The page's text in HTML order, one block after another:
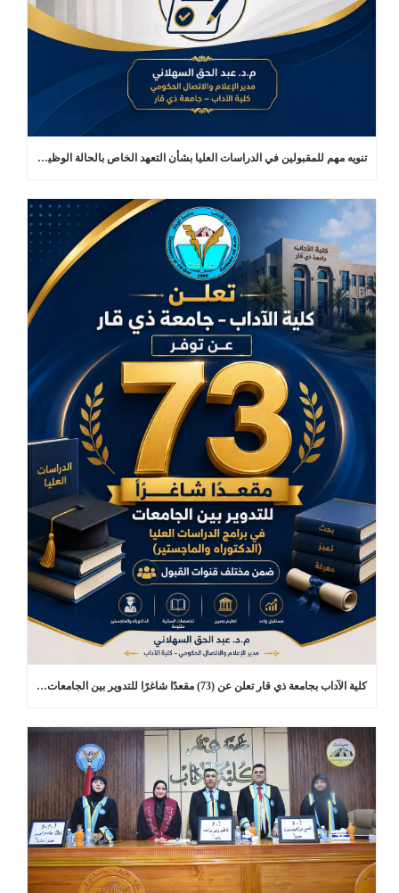
تنويه مهم للمقبولين في الدراسات العليا بشأن التعهد الخاص بالحالة الوظيفية
كلية الآداب بجامعة ذي قار تعلن عن (73) مقعدًا شاغرًا للتدوير بين الجامعات في برامج الدراسات العليا